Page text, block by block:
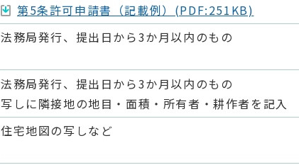
第5条許可申請書（記載例）(PDF:251KB)
法務局発行、提出日から3か月以内のもの
法務局発行、提出日から3か月以内のもの
写しに隣接地の地目・面積・所有者・耕作者を記入
住宅地図の写しなど